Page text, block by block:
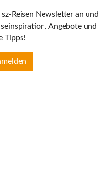
Reisen Newsletter an und
Angebote und
Tipps!